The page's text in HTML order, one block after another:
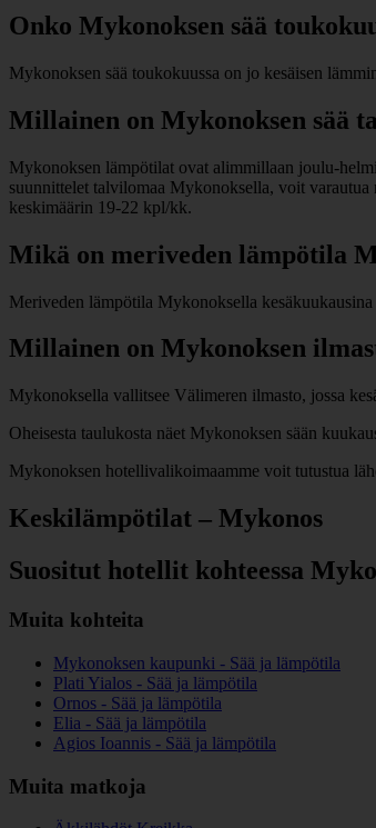
Onko Mykonoksen sää
Mykonoksen sää toukokuussa on jo kesäisen
Millainen on Mykonoksen sää
Mykonoksen lämpötilat ovat alimmillaan joulu-
suunnittelet talvilomaa Mykonoksella, voit
keskimäärin 19-22 kpl/kk.
Mikä on meriveden lämpötila
Meriveden lämpötila Mykonoksella kesäkuukausina
Millainen on Mykonoksen
Mykonoksella vallitsee Välimeren ilmasto, jossa
Oheisesta taulukosta näet Mykonoksen sään
Mykonoksen hotellivalikoimaamme voit tutustua
Keskilämpötilat – Mykonos
Suositut hotellit kohteessa
Muita kohteita
Mykonoksen kaupunki - Sää ja lämpötila
Plati Yialos - Sää ja lämpötila
Ornos - Sää ja lämpötila
Elia - Sää ja lämpötila
Agios Ioannis - Sää ja lämpötila
Muita matkoja